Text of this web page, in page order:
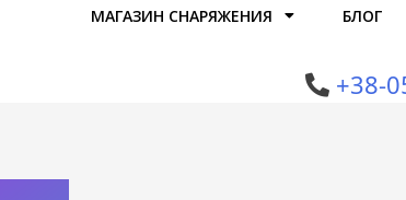
МАГАЗИН СНАРЯЖЕНИЯ БЛОГ
+38-